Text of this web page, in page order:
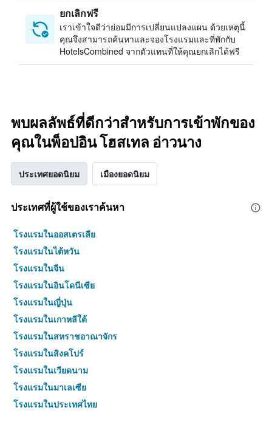
ยกเลิกฟรี
เราเข้าใจดีว่าย่อมมีการเปลี่ยนแปลงแผน ด้วยเหตุนี้
คุณจึงสามารถค้นหาและจองโรงแรมและที่พักกับ
HotelsCombined จากตัวแทนที่ให้คุณยกเลิกได้ฟรี
พบผลลัพธ์ที่ดีกว่าสำหรับการเข้าพักของ
คุณในพ็อปอิน โฮสเทล อ่าวนาง
ประเทศยอดนิยม เมืองยอดนิยม
ประเทศที่ผู้ใช้ของเราค้นหา
โรงแรมในออสเตรเลีย
โรงแรมในไต้หวัน
โรงแรมในจีน
โรงแรมในอินโดนีเซีย
โรงแรมในญี่ปุ่น
โรงแรมในเกาหลีใต้
โรงแรมในสหราชอาณาจักร
โรงแรมในสิงคโปร์
โรงแรมในเวียดนาม
โรงแรมในมาเลเซีย
โรงแรมในประเทศไทย